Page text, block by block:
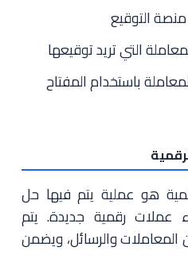
التوقيع
التي تريد توقيعها
باستخدام المفتاح
هو عملية يتم فيها حل
عملات رقمية جديدة. يتم
والرسائل، ويضمن